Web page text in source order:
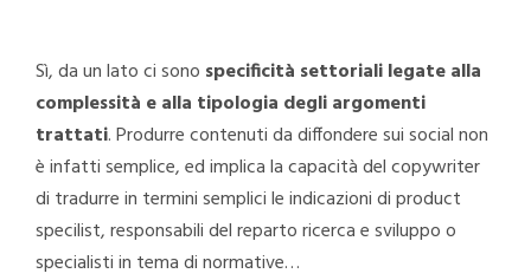
Sì, da un lato ci sono specificità settoriali legate alla
complessità e alla tipologia degli argomenti
trattati. Produrre contenuti da diffondere sui social non
è infatti semplice, ed implica la capacità del copywriter
di tradurre in termini semplici le indicazioni di product
specilist, responsabili del reparto ricerca e sviluppo o
specialisti in tema di normative…